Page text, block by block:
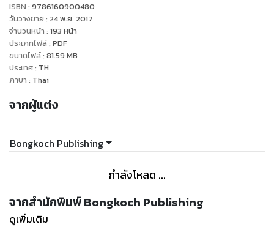
ISBN : 9786160900480
วันวางขาย : 24 พ.ย. 2017
จำนวนหน้า : 193 หน้า
ประเภทไฟล์: PDF
ขนาดไฟล์: 81.59 MB
ประเทศ: TH
ภาษา : Thai
จากผู้แต่ง
Bongkoch Publishing
กำลังโหลด ...
จากสำนักพิมพ์ Bongkoch Publishing
ดูเพิ่มเติม